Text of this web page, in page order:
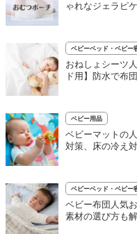
ゃれなジェラピ
ベビーベッド・ベビー
おねしょシーツ
ド用】防水で布
ベビー用品
ベビーマットの
対策、床の冷え
ベビーベッド・ベビー
ベビー布団人気
素材の選び方も